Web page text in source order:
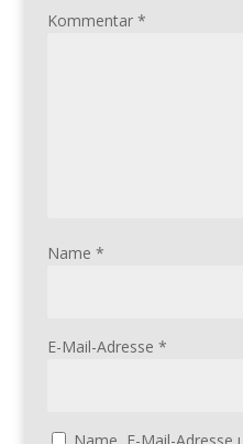
Kommentar *
Name *
E-Mail-Adresse *